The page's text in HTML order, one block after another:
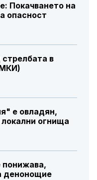
Покачването на
опасност
в
е овладян,
огнища
денонощие